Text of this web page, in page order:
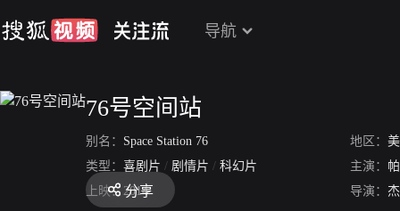
导航
76号空间站
别名： Space Station 76 地区：
类型： 喜剧片 / 剧情片 / 科幻片 主演：
上映： 2014 导演：
分享